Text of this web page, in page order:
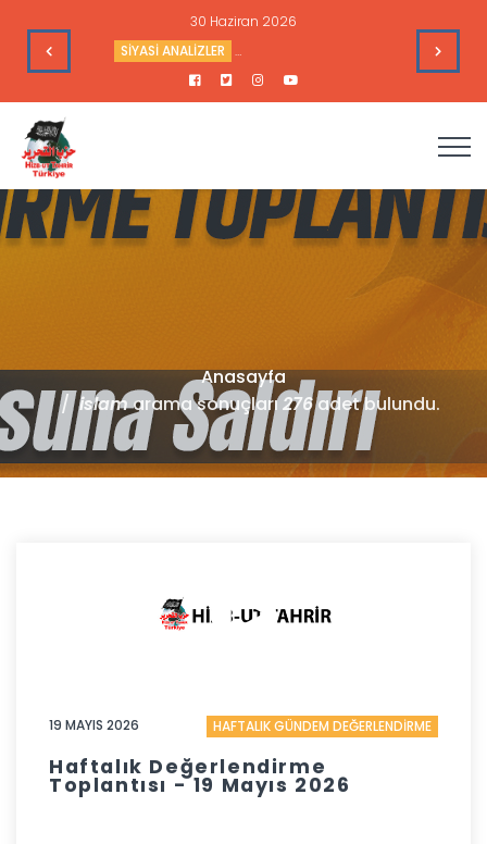
30 Haziran 2026
Çıkarlarına Hizmet Ediyor
SİYASİ ANALİZLER Irak ve İran Yanlısı Grupların Akıbeti
Anasayfa
islamarama sonuçları276adet bulundu.
19 MAYIS 2026 HAFTALIK GÜNDEM DEĞERLENDİRME
Haftalık Değerlendirme
Toplantısı - 19 Mayıs 2026